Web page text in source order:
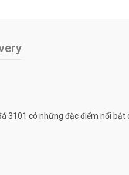
3101 có những đặc điểm nổi